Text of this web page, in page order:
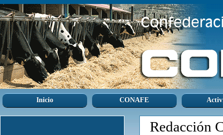
Inicio CONAFE
Redacción